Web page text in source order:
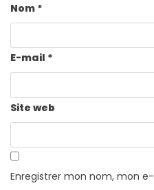
Nom *
E-mail *
Site web
Enregistrer mon nom, mon